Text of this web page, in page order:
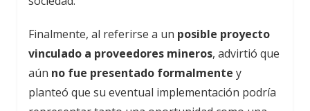
Finalmente, al referirse a un posible proyecto
vinculado a proveedores mineros, advirtió que
aún no fue presentado formalmente y
planteó que su eventual implementación podría